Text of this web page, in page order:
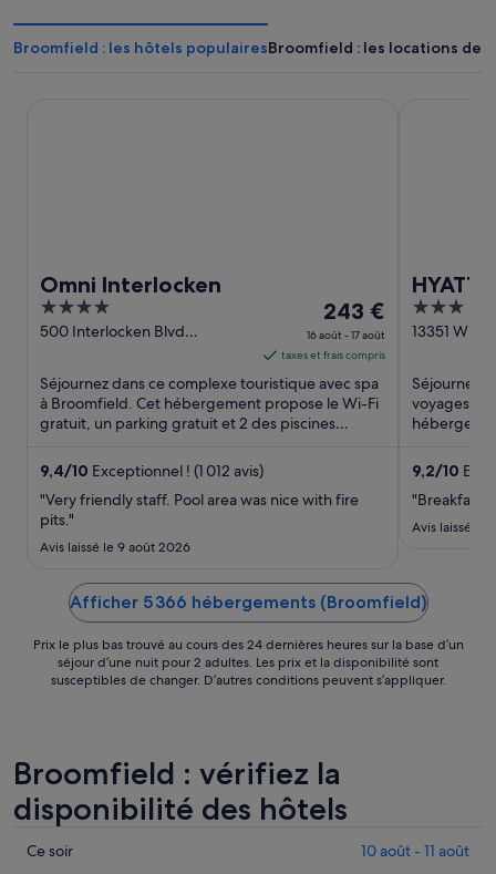
Broomfield : les hôtels populairesBroomfield : les locations de
Omni Interlocken
4
out
5
500 Interlocken Blvd
Le
prix
est
de 243 €
par
nuit
au 17
243 €
16 août - 17 août
taxes et frais compris
Séjournez dans ce complexe touristique avec spa
à Broomfield. Cet hébergement propose le Wi-Fi
gratuit, un parking gratuit et 2 des piscines
9,4/10 Exceptionnel ! (1 012 avis)
"Very friendly staff. Pool area was nice with fire
pits."
Avis laissé le 9 août 2026
HYATT
3
out
5
13351 W
Séjournez
voyages
9,2/10
"Breakfast
Avis laissé le
Afficher 5 366 hébergements (Broomfield)
Prix le plus bas trouvé au cours des 24 dernières heures sur la base d’un
séjour d’une nuit pour 2 adultes. Les prix et la disponibilité sont
susceptibles de changer. D’autres conditions peuvent s’appliquer.
Broomfield : vérifiez la
disponibilité des hôtels
Consulter
Ce soir 10 août - 11 août